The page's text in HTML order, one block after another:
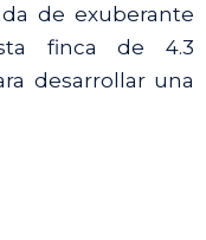
de exuberante
finca de 4.3
desarrollar una